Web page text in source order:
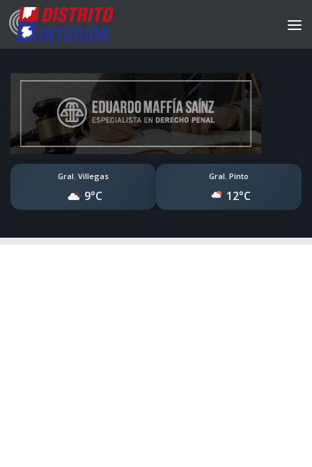
Gral. Villegas
9°C
Gral. Pinto
12°C